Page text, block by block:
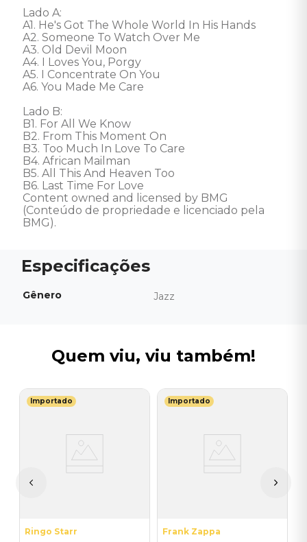
Lado A:
A1. He's Got The Whole World In His Hands
A2. Someone To Watch Over Me
A3. Old Devil Moon
A4. I Loves You, Porgy
A5. I Concentrate On You
A6. You Made Me Care
Lado B:
B1. For All We Know
B2. From This Moment On
B3. Too Much In Love To Care
B4. African Mailman
B5. All This And Heaven Too
B6. Last Time For Love
Content owned and licensed by BMG
(Conteúdo de propriedade e licenciado pela
BMG).
Gênero Jazz
Quem viu, viu também!
Importado
Ringo Starr
Importado
Frank Zappa